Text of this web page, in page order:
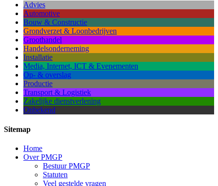
Advies
Automotive
Bouw & Constructie
Grondverzet & Loonbedrijven
Groothandel
Handelsonderneming
Installatie
Media, Internet, ICT & Evenementen
Op- & overslag
Productie
Transport & Logistiek
Zakelijke dienstverlening
Onbekend
Sitemap
Home
Over PMGP
Bestuur PMGP
Statuten
Veel gestelde vragen